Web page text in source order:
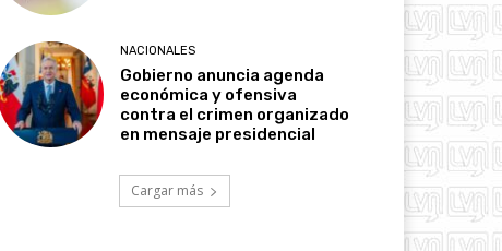
NACIONALES
Gobierno anuncia agenda
económica y ofensiva
contra el crimen organizado
en mensaje presidencial
Cargar más